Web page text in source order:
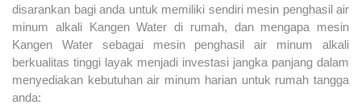
disarankan bagi anda untuk memiliki sendiri mesin penghasil air
minum alkali Kangen Water di rumah, dan mengapa mesin
Kangen Water sebagai mesin penghasil air minum alkali
berkualitas tinggi layak menjadi investasi jangka panjang dalam
menyediakan kebutuhan air minum harian untuk rumah tangga
anda: